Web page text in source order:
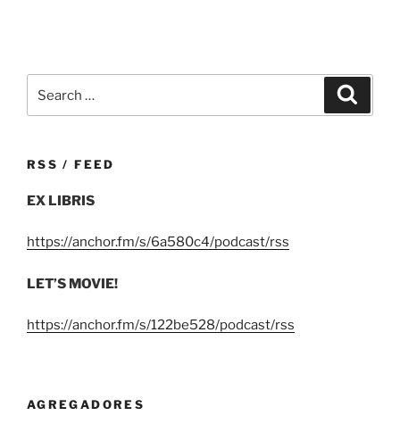
for:
RSS / FEED
EX LIBRIS
https://anchor.fm/s/6a580c4/podcast/rss
LET’S MOVIE!
https://anchor.fm/s/122be528/podcast/rss
AGREGADORES